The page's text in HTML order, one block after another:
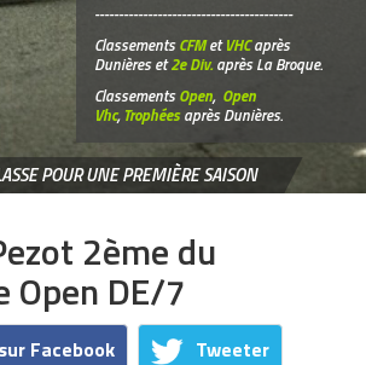
-----------------------------------------
ClassementsCFMetVHCaprès
Dunières et2e Div. après La Broque.
ClassementsOpen, Open
Vhc, Trophéesaprès Dunières.
POUR UNE PREMIÈRE SAISON
2ème du
Open DE/7
Facebook Tweeter